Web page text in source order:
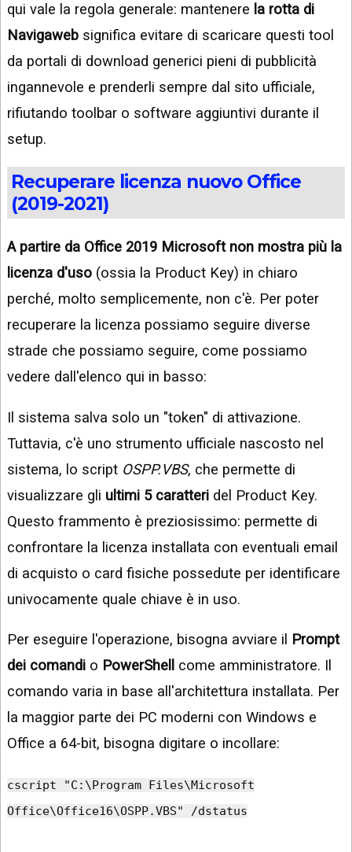
qui vale la regola generale: mantenere la rotta di
Navigaweb significa evitare di scaricare questi tool
da portali di download generici pieni di pubblicità
ingannevole e prenderli sempre dal sito ufficiale,
rifiutando toolbar o software aggiuntivi durante il
setup.
Recuperare licenza nuovo Office
(2019-2021)
A partire da Office 2019 Microsoft non mostra più la
licenza d'uso (ossia la Product Key) in chiaro
perché, molto semplicemente, non c'è. Per poter
recuperare la licenza possiamo seguire diverse
strade che possiamo seguire, come possiamo
vedere dall'elenco qui in basso:
Il sistema salva solo un "token" di attivazione.
Tuttavia, c'è uno strumento ufficiale nascosto nel
sistema, lo script OSPP.VBS, che permette di
visualizzare gli ultimi 5 caratteri del Product Key.
Questo frammento è preziosissimo: permette di
confrontare la licenza installata con eventuali email
di acquisto o card fisiche possedute per identificare
univocamente quale chiave è in uso.
Per eseguire l'operazione, bisogna avviare il Prompt
dei comandi o PowerShell
come amministratore. Il
comando varia in base all'architettura installata. Per
la maggior parte dei PC moderni con Windows e
Office a 64-bit, bisogna digitare o incollare:
cscript "C:\Program Files\Microsoft
Office\Office16\OSPP.VBS" /dstatus